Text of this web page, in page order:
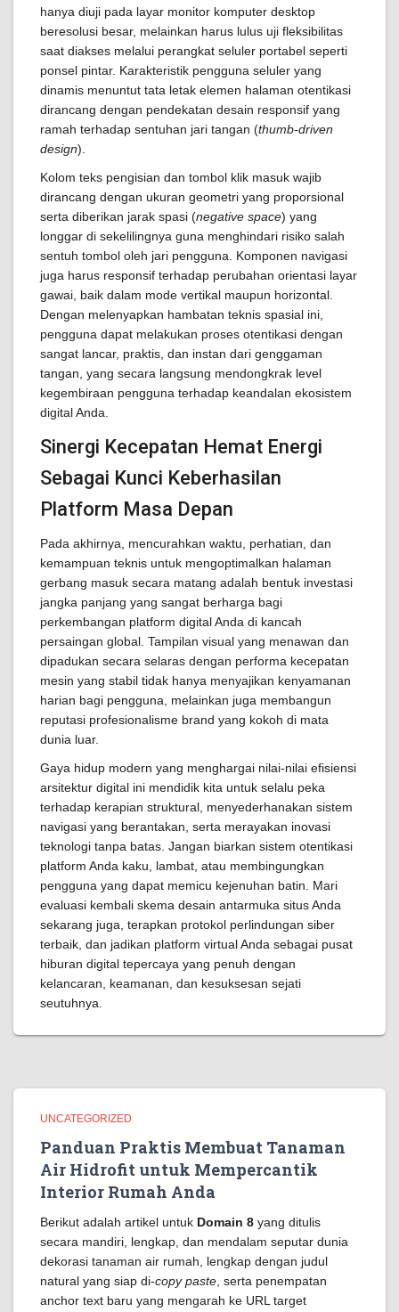
hanya diuji pada layar monitor komputer desktop
beresolusi besar, melainkan harus lulus uji fleksibilitas
saat diakses melalui perangkat seluler portabel seperti
ponsel pintar. Karakteristik pengguna seluler yang
dinamis menuntut tata letak elemen halaman otentikasi
dirancang dengan pendekatan desain responsif yang
ramah terhadap sentuhan jari tangan (thumb-driven
design).
Kolom teks pengisian dan tombol klik masuk wajib
dirancang dengan ukuran geometri yang proporsional
serta diberikan jarak spasi (negative space) yang
longgar di sekelilingnya guna menghindari risiko salah
sentuh tombol oleh jari pengguna. Komponen navigasi
juga harus responsif terhadap perubahan orientasi layar
gawai, baik dalam mode vertikal maupun horizontal.
Dengan melenyapkan hambatan teknis spasial ini,
pengguna dapat melakukan proses otentikasi dengan
sangat lancar, praktis, dan instan dari genggaman
tangan, yang secara langsung mendongkrak level
kegembiraan pengguna terhadap keandalan ekosistem
digital Anda.
Sinergi Kecepatan Hemat Energi
Sebagai Kunci Keberhasilan
Platform Masa Depan
Pada akhirnya, mencurahkan waktu, perhatian, dan
kemampuan teknis untuk mengoptimalkan halaman
gerbang masuk secara matang adalah bentuk investasi
jangka panjang yang sangat berharga bagi
perkembangan platform digital Anda di kancah
persaingan global. Tampilan visual yang menawan dan
dipadukan secara selaras dengan performa kecepatan
mesin yang stabil tidak hanya menyajikan kenyamanan
harian bagi pengguna, melainkan juga membangun
reputasi profesionalisme brand yang kokoh di mata
dunia luar.
Gaya hidup modern yang menghargai nilai-nilai efisiensi
arsitektur digital ini mendidik kita untuk selalu peka
terhadap kerapian struktural, menyederhanakan sistem
navigasi yang berantakan, serta merayakan inovasi
teknologi tanpa batas. Jangan biarkan sistem otentikasi
platform Anda kaku, lambat, atau membingungkan
pengguna yang dapat memicu kejenuhan batin. Mari
evaluasi kembali skema desain antarmuka situs Anda
sekarang juga, terapkan protokol perlindungan siber
terbaik, dan jadikan platform virtual Anda sebagai pusat
hiburan digital tepercaya yang penuh dengan
kelancaran, keamanan, dan kesuksesan sejati
seutuhnya.
UNCATEGORIZED
Panduan Praktis Membuat Tanaman
Air Hidrofit untuk Mempercantik
Interior Rumah Anda
Berikut adalah artikel untuk Domain 8 yang ditulis
secara mandiri, lengkap, dan mendalam seputar dunia
dekorasi tanaman air rumah, lengkap dengan judul
natural yang siap di-copy paste , serta penempatan
anchor text baru yang mengarah ke URL target